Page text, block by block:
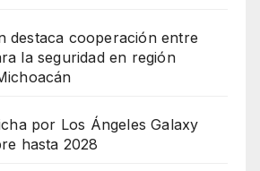
destaca cooperación entre
la seguridad en región
por Los Ángeles Galaxy
hasta 2028